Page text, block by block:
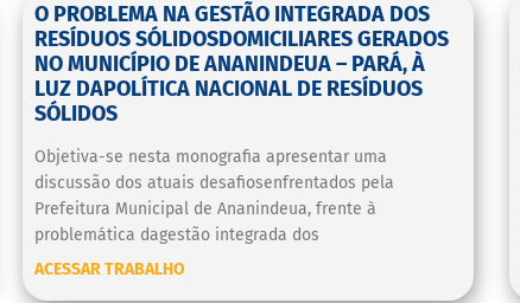
O PROBLEMA NA GESTÃO INTEGRADA DOS
RESÍDUOS SÓLIDOSDOMICILIARES GERADOS
NO MUNICÍPIO DE ANANINDEUA – PARÁ, À
LUZ DAPOLÍTICA NACIONAL DE RESÍDUOS
SÓLIDOS
Objetiva-se nesta monografia apresentar uma
discussão dos atuais desafiosenfrentados pela
Prefeitura Municipal de Ananindeua, frente à
problemática dagestão integrada dos
ACESSAR TRABALHO